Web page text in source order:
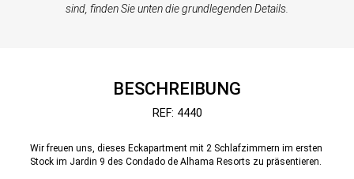
sind, finden Sie unten die grundlegenden Details.
BESCHREIBUNG
REF: 4440
Wir freuen uns, dieses Eckapartment mit 2 Schlafzimmern im ersten
Stock im Jardin 9 des Condado de Alhama Resorts zu präsentieren.